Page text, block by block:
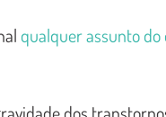
qualquer assunto
dos